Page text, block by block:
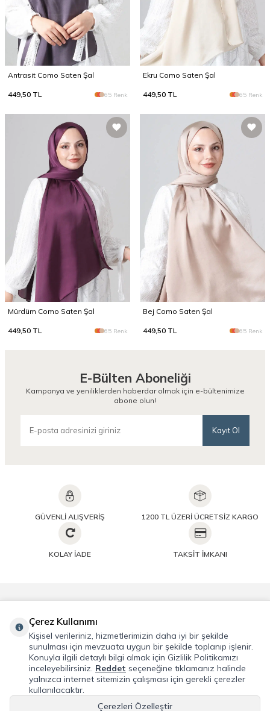
Antrasit Como Saten Şal
449,50 TL 65 Renk
Ekru Como Saten Şal
449,50 TL 65 Renk
Mürdüm Como Saten Şal
449,50 TL 65 Renk
Bej Como Saten Şal
449,50 TL 65 Renk
E-Bülten Aboneliği
Kampanya ve yeniliklerden haberdar olmak için e-bültenimize
abone olun!
Kayıt Ol
GÜVENLİ ALIŞVERİŞ 1200 TL ÜZERİ ÜCRETSİZ KARGO
KOLAY İADE TAKSİT İMKANI
Hızlı Erişim
Çerez Kullanımı
Kişisel verileriniz, hizmetlerimizin daha iyi bir şekilde
sunulması için mevzuata uygun bir şekilde toplanıp işlenir.
Konuyla ilgili detaylı bilgi almak için Gizlilik Politikamızı
inceleyebilirsiniz. Reddet seçeneğine tıklamanız halinde
yalnızca internet sitemizin çalışması için gerekli çerezler
kullanılacaktır.
Çerezleri Özelleştir